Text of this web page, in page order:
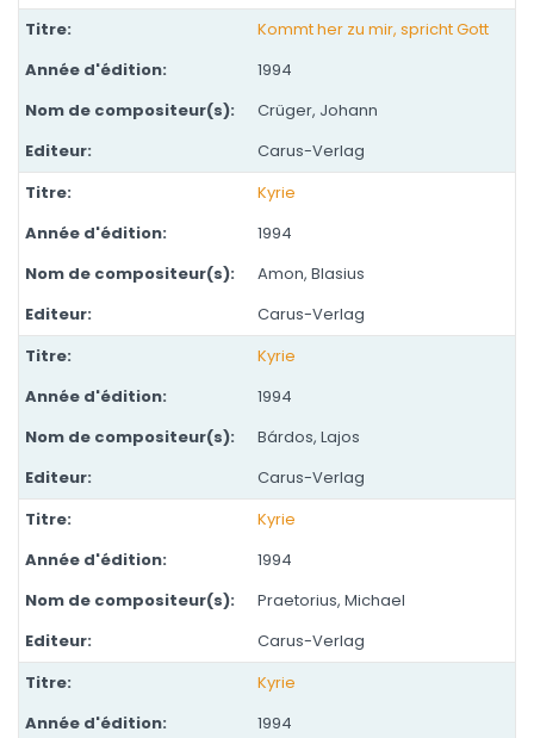
Kommt her zu mir, spricht Gott
1994
Crüger, Johann
Carus-Verlag
Kyrie
1994
Amon, Blasius
Carus-Verlag
Kyrie
1994
Bárdos, Lajos
Carus-Verlag
Kyrie
1994
Praetorius, Michael
Carus-Verlag
Kyrie
1994